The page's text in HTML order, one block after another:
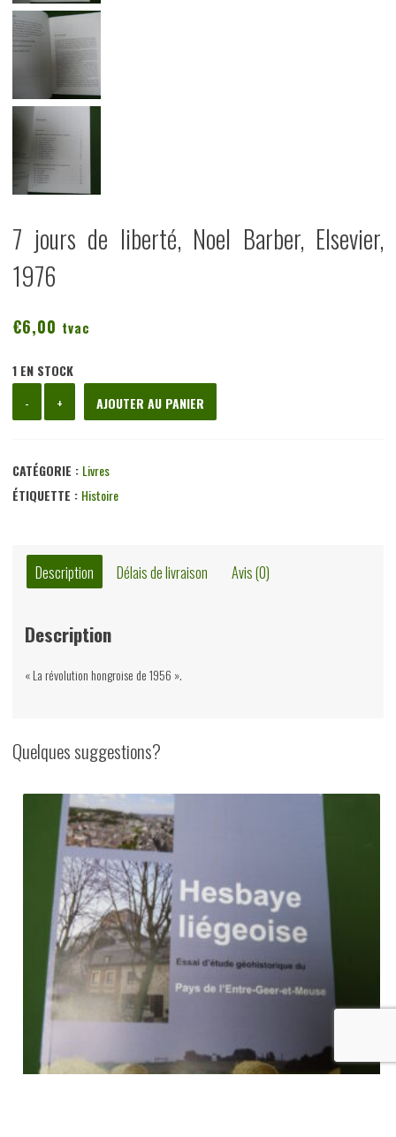
7 jours de liberté, Noel Barber, Elsevier,
1976
€6,00 tvac
1 EN STOCK
-
de
jours
de
Barber,
Elsevier,
+ AJOUTER AU PANIER
CATÉGORIE : Livres
ÉTIQUETTE : Histoire
Description Délais de livraison Avis (0)
Description
« La révolution hongroise de 1956 ».
Quelques suggestions?